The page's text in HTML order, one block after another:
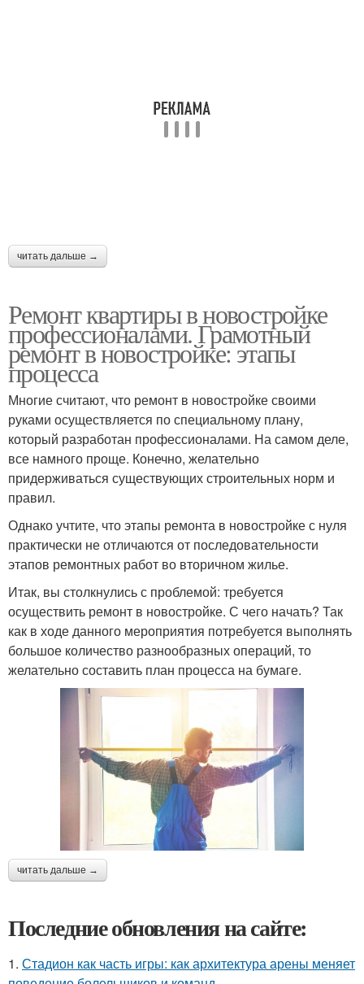
читать дальше →
Ремонт квартиры в новостройке
профессионалами. Грамотный
ремонт в новостройке: этапы
процесса
Многие считают, что ремонт в новостройке своими
руками осуществляется по специальному плану,
который разработан профессионалами. На самом деле,
все намного проще. Конечно, желательно
придерживаться существующих строительных норм и
правил.
Однако учтите, что этапы ремонта в новостройке с нуля
практически не отличаются от последовательности
этапов ремонтных работ во вторичном жилье.
Итак, вы столкнулись с проблемой: требуется
осуществить ремонт в новостройке. С чего начать? Так
как в ходе данного мероприятия потребуется выполнять
большое количество разнообразных операций, то
желательно составить план процесса на бумаге.
читать дальше →
Последние обновления на сайте:
1. Стадион как часть игры: как архитектура арены меняет